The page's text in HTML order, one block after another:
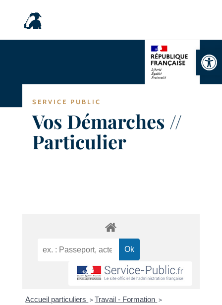
SERVICE PUBLIC
Vos Démarches //
Particulier
Accueil particuliers >Travail - Formation >
Ouvrir